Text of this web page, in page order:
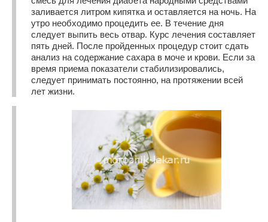
заливается литром кипятка и оставляется на ночь. На
утро необходимо процедить ее. В течение дня
следует выпить весь отвар. Курс лечения составляет
пять дней. После пройденных процедур стоит сдать
анализ на содержание сахара в моче и крови. Если за
время приема показатели стабилизировались,
следует принимать постоянно, на протяжении всей
лет жизни.